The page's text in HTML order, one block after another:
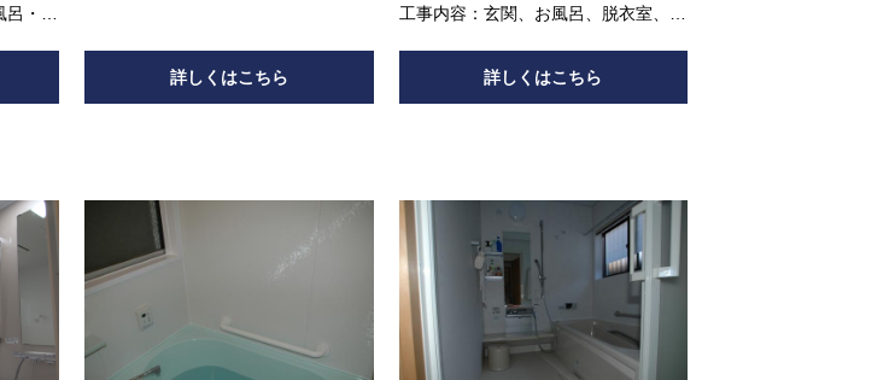
・洗
詳しくはこちら
工事内容：玄関、お風呂、脱衣室、サ
レ1階、トイレ2階、カーポート
詳しくはこちら